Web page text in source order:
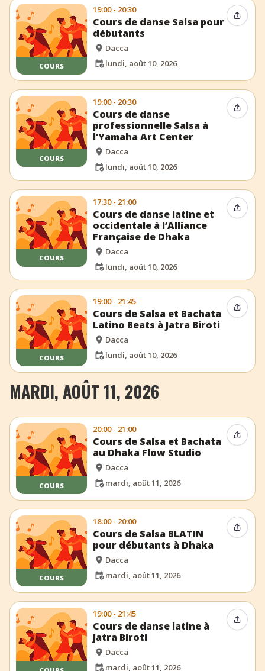
COURS
19:00 - 20:30
Cours de danse Salsa pour
débutants
Dacca
lundi, août 10, 2026
COURS
19:00 - 20:30
Cours de danse
professionnelle Salsa à
l’Yamaha Art Center
Dacca
lundi, août 10, 2026
COURS
17:30 - 21:00
Cours de danse latine et
occidentale à l’Alliance
Française de Dhaka
Dacca
lundi, août 10, 2026
COURS
19:00 - 21:45
Cours de Salsa et Bachata
Latino Beats à Jatra Biroti
Dacca
lundi, août 10, 2026
MARDI, AOÛT 11, 2026
COURS
20:00 - 21:00
Cours de Salsa et Bachata
au Dhaka Flow Studio
Dacca
mardi, août 11, 2026
COURS
18:00 - 20:00
Cours de Salsa BLATIN
pour débutants à Dhaka
Dacca
mardi, août 11, 2026
19:00 - 21:45
Cours de danse latine à
Jatra Biroti
Dacca
mardi, août 11, 2026